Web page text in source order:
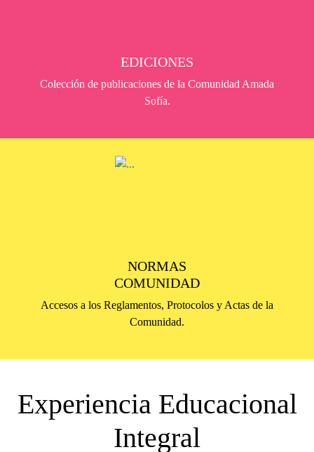
EDICIONES
Colección de publicaciones de la Comunidad Amada
Sofía.
NORMAS
COMUNIDAD
Accesos a los Reglamentos, Protocolos y Actas de la
Comunidad.
Experiencia Educacional
Integral